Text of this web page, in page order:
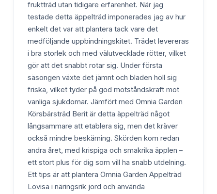
fruktträd utan tidigare erfarenhet. När jag
testade detta äppelträd imponerades jag av hur
enkelt det var att plantera tack vare det
medföljande uppbindningskitet. Trädet levereras
i bra storlek och med välutvecklade rötter, vilket
gör att det snabbt rotar sig. Under första
säsongen växte det jämnt och bladen höll sig
friska, vilket tyder på god motståndskraft mot
vanliga sjukdomar. Jämfört med Omnia Garden
Körsbärsträd Berit är detta äppelträd något
långsammare att etablera sig, men det kräver
också mindre beskärning. Skörden kom redan
andra året, med krispiga och smakrika äpplen –
ett stort plus för dig som vill ha snabb utdelning.
Ett tips är att plantera Omnia Garden Äppelträd
Lovisa i näringsrik jord och använda